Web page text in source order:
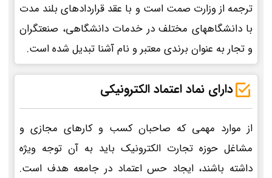
ترجمه از وزارت صمت است و با عقد قراردادهای بلند مدت
با دانشگاههای مختلف در خدمات دانشگاهی، صنعتگران
و تجار به عنوان برندی معتبر و نام آشنا تبدیل شده است.
دارای نماد اعتماد الکترونیکی
از موارد مهمی که صاحبان کسب و کارهای مجازی و
مشاغل حوزه تجارت الکترونیک باید به آن توجه ویژه
داشته باشند، ایجاد حس اعتماد در جامعه هدف است.